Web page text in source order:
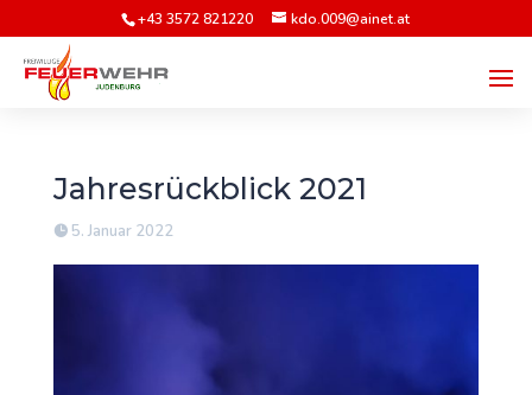
+43 3572 821220 kdo.009@ainet.at
Jahresrückblick 2021
5. Januar 2022